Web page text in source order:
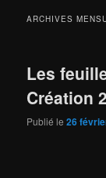
ARCHIVES
Les
Création
Publié le26